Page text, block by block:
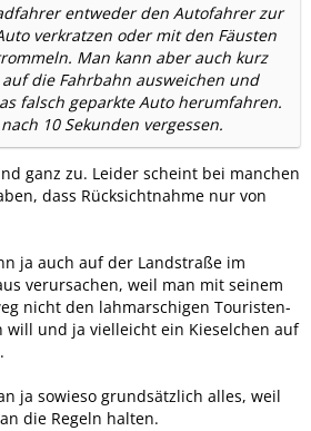
entweder den Autofahrer zur
verkratzen oder mit den Fäusten
Man kann aber auch kurz
die Fahrbahn ausweichen und
falsch geparkte Auto herumfahren.
10 Sekunden vergessen.
ganz zu. Leider scheint bei manchen
dass Rücksichtnahme nur von
ja auch auf der Landstraße im
verursachen, weil man mit seinem
nicht den lahmarschigen Touristen-
will und ja vielleicht ein Kieselchen auf
ja sowieso grundsätzlich alles, weil
die Regeln halten.